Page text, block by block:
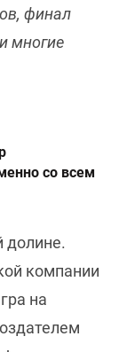
финал
многие
со всем
долине.
компании
на